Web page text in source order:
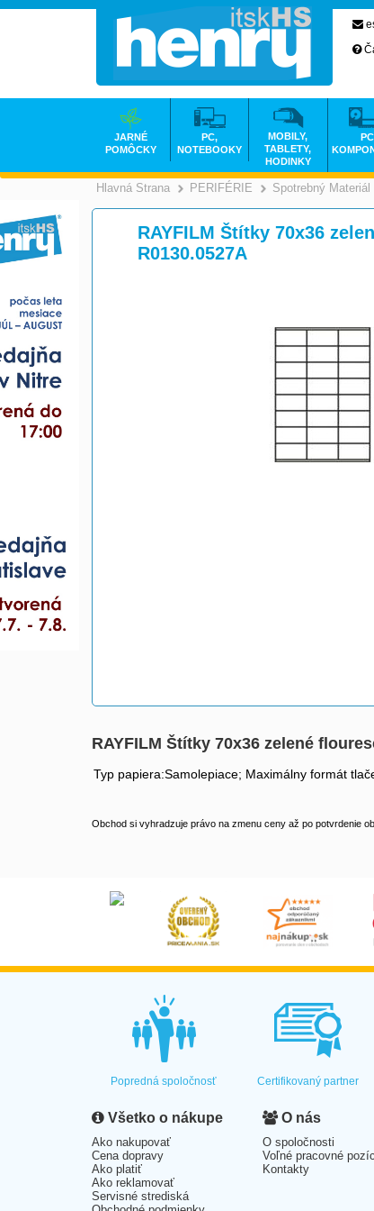
Hlavná Strana >
PERIFÉRIE >
Spotrebný Materiál
RAYFILM Štítky 70x36
R0130.0527A
RAYFILM Štítky 70x36 zelené
Typ papiera:Samolepiace; Maximálny formát
Obchod si vyhradzuje právo na zmenu ceny až po potvrdenie
JARNÉ
POMÔCKY
PC,
NOTEBOOKY
MOBILY,
TABLETY,
HODINKY
PC
Popredná spoločnosť Certifikovaný partner
Všetko o nákupe
Ako nakupovať
Cena dopravy
Ako platiť
Ako reklamovať
Servisné strediská
O nás
O spoločnosti
Voľné pracovné
Kontakty